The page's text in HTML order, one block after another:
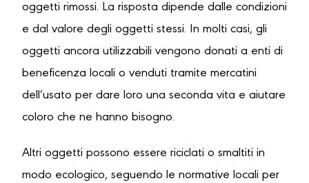
oggetti rimossi. La risposta dipende dalle condizioni
e dal valore degli oggetti stessi. In molti casi, gli
oggetti ancora utilizzabili vengono donati a enti di
beneficenza locali o venduti tramite mercatini
dell’usato per dare loro una seconda vita e aiutare
coloro che ne hanno bisogno.
Altri oggetti possono essere riciclati o smaltiti in
modo ecologico, seguendo le normative locali per